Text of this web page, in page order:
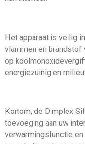
Het apparaat is veilig
vlammen en brandstof
op
energiezuinig en
Kortom, de Dimplex
toevoeging aan uw
verwarmingsfunctie